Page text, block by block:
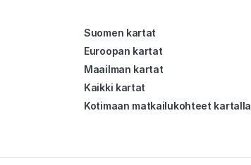
Suomen kartat
Euroopan kartat
Maailman kartat
Kaikki kartat
Kotimaan matkailukohteet kartalla